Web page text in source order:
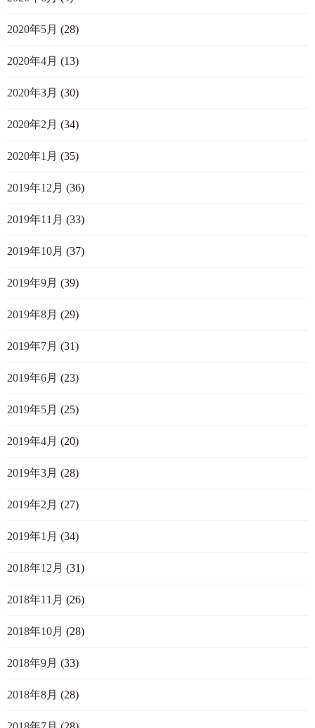
2020年5月 (28)
2020年4月 (13)
2020年3月 (30)
2020年2月 (34)
2020年1月 (35)
2019年12月 (36)
2019年11月 (33)
2019年10月 (37)
2019年9月 (39)
2019年8月 (29)
2019年7月 (31)
2019年6月 (23)
2019年5月 (25)
2019年4月 (20)
2019年3月 (28)
2019年2月 (27)
2019年1月 (34)
2018年12月 (31)
2018年11月 (26)
2018年10月 (28)
2018年9月 (33)
2018年8月 (28)